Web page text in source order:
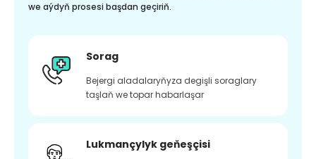
we aýdyň prosesi başdan geçiriň.
Sorag
Bejergi aladalaryňyza degişli soraglary
taşlaň we topar habarlaşar
Lukmançylyk geňeşçisi